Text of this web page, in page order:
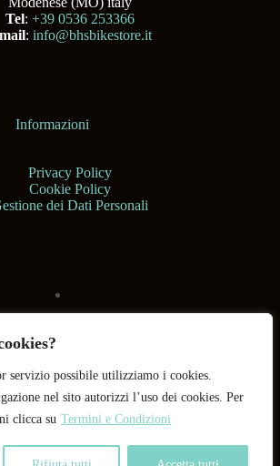
possibile utilizziamo i cookies.
nel sito autorizzi l’uso dei cookies. Per
clicca su Termini e Condizioni
Tel:+39 0536 253366
: info@bhsbikestore.it
Informazioni
Privacy Policy
Cookie Policy
dei Dati Personali